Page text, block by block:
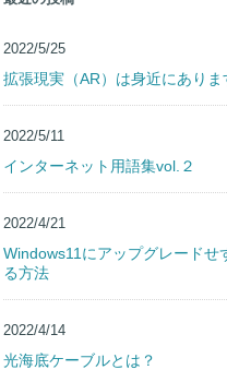
2022/5/25
拡張現実（AR）は身近にありま
2022/5/11
インターネット用語集vol.２
2022/4/21
Windows11にアップグレードせ
る方法
2022/4/14
光海底ケーブルとは？